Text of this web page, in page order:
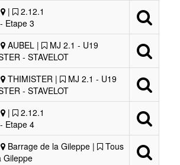
|
2.12.1
Etape 3
AUBEL |
MJ 2.1 - U19
- STAVELOT
THIMISTER |
MJ 2.1 - U19
- STAVELOT
|
2.12.1
Etape 4
Barrage de la Gileppe |
Tous
Gileppe